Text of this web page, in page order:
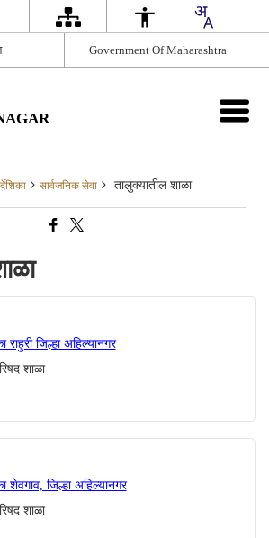
Government Of Maharashtra
सार्वजनिक सेवा तालुक्यातील शाळा
राहुरी जिल्हा अहिल्यानगर
शाळा
शेवगाव, जिल्हा अहिल्यानगर
शाळा